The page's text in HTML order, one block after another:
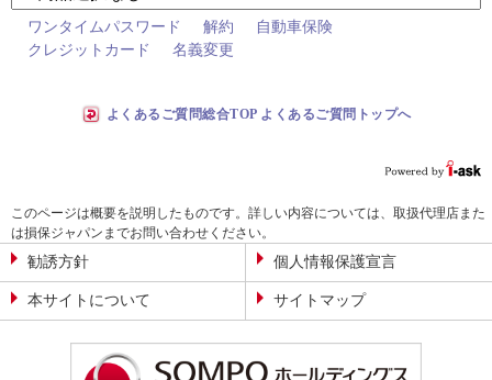
ワンタイムパスワード 解約
自動車保険
クレジットカード
名義変更
よくあるご質問総合TOP よくあるご質問トップへ
このページは概要を説明したものです。詳しい内容については、取扱代理店また
は損保ジャパンまでお問い合わせください。
勧誘方針 個人情報保護宣言
本サイトについて サイトマップ